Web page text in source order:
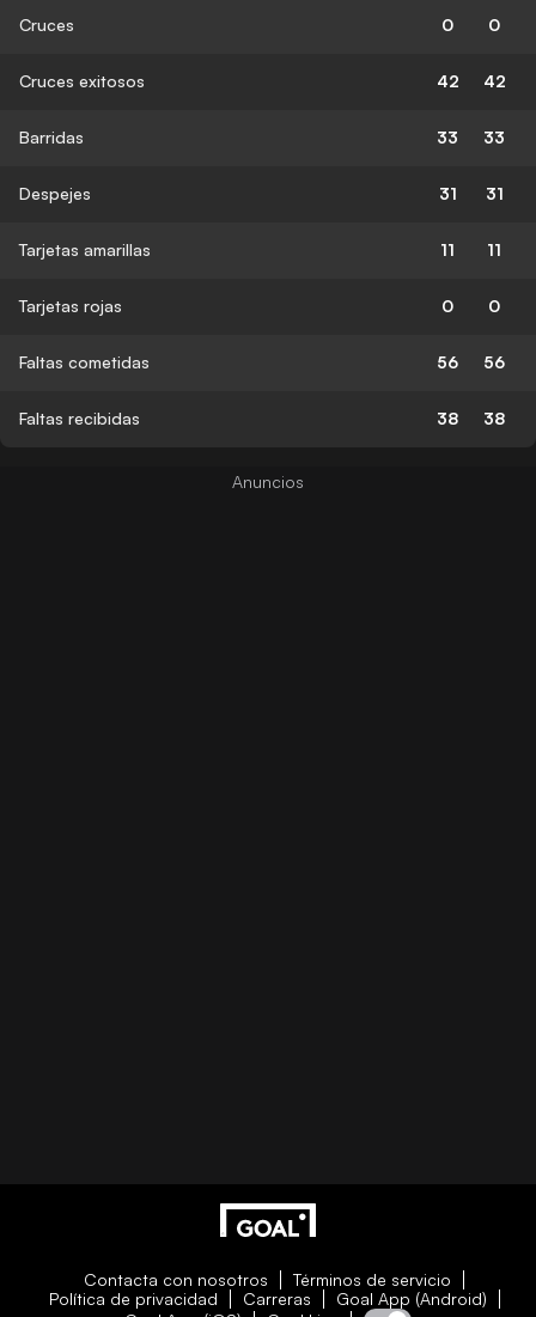
Cruces 0 0
Cruces exitosos 42 42
Barridas 33 33
Despejes 31 31
Tarjetas amarillas 11 11
Tarjetas rojas 0 0
Faltas cometidas 56 56
Faltas recibidas 38 38
Contacta con nosotros
Términos de servicio
Política de privacidad
Carreras
Goal App (Android)